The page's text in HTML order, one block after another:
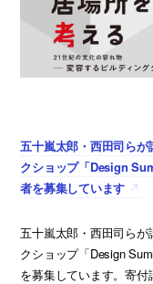
五十嵐太郎・西田司ら
クショップ「Design
者を募集しています
五十嵐太郎・西田司ら
クショップ「Design
を募集しています。寄